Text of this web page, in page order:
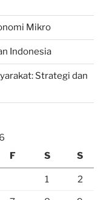
Mikro
Indonesia
Strategi dan
F S S
1 2